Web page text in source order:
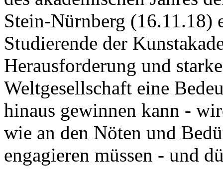
Stein-Nürnberg (16.11.18)
Studierende der
Herausforderung und
Weltgesellschaft eine
hinaus gewinnen kann -
wie an den Nöten und
engagieren müssen - und